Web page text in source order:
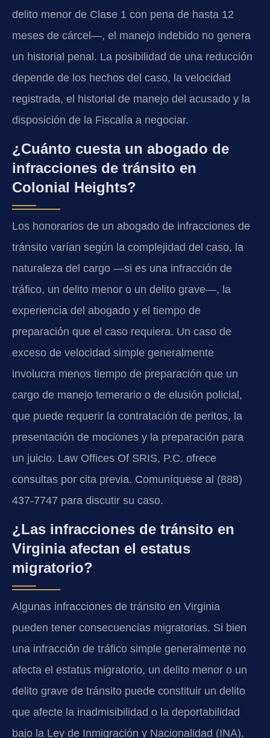
delito menor de Clase 1 con pena de hasta 12
meses de cárcel—, el manejo indebido no genera
un historial penal. La posibilidad de una reducción
depende de los hechos del caso, la velocidad
registrada, el historial de manejo del acusado y la
disposición de la Fiscalía a negociar.
¿Cuánto cuesta un abogado de
infracciones de tránsito en
Colonial Heights?
Los honorarios de un abogado de infracciones de
tránsito varían según la complejidad del caso, la
naturaleza del cargo —si es una infracción de
tráfico, un delito menor o un delito grave—, la
experiencia del abogado y el tiempo de
preparación que el caso requiera. Un caso de
exceso de velocidad simple generalmente
involucra menos tiempo de preparación que un
cargo de manejo temerario o de elusión policial,
que puede requerir la contratación de peritos, la
presentación de mociones y la preparación para
un juicio. Law Offices Of SRIS, P.C. ofrece
consultas por cita previa. Comuníquese al (888)
437-7747 para discutir su caso.
¿Las infracciones de tránsito en
Virginia afectan el estatus
migratorio?
Algunas infracciones de tránsito en Virginia
pueden tener consecuencias migratorias. Si bien
una infracción de tráfico simple generalmente no
afecta el estatus migratorio, un delito menor o un
delito grave de tránsito puede constituir un delito
que afecte la inadmisibilidad o la deportabilidad
bajo la Ley de Inmigración y Nacionalidad (INA),